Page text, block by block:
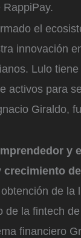
el
innovación
Lulo
activos para
Giraldo,
y
de la
de la fintech
financiero